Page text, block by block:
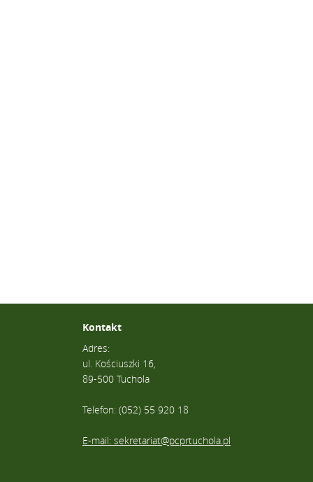
Kontakt
Adres:
ul. Kościuszki 16,
89-500 Tuchola
Telefon: (052) 55 920 18
E-mail: sekretariat@pcprtuchola.pl